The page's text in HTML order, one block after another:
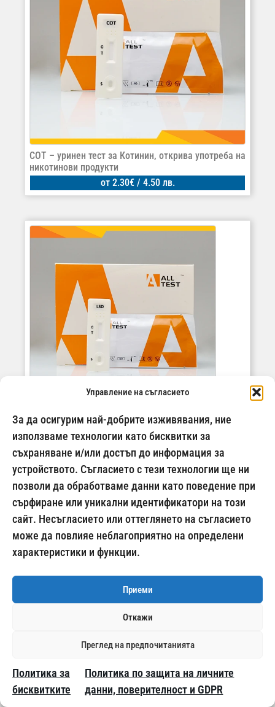
Управление на съгласието
За да осигурим най-добрите изживявания, ние
използваме технологии като бисквитки за
съхраняване и/или достъп до информация за
устройството. Съгласието с тези технологии ще ни
позволи да обработваме данни като поведение при
сърфиране или уникални идентификатори на този
сайт. Несъгласието или оттеглянето на съгласието
може да повлияе неблагоприятно на определени
характеристики и функции.
Приеми
Откажи
Преглед на предпочитанията
Политика за
бисквитките
Политика по защита на личните
данни, поверителност и GDPR
COT – уринен тест за Котинин, открива употреба на
никотинови продукти
от 2.30€/ 4.50 лв.
LSD – уринен тест за ЛСД
от 4.39€/ 8.59 лв.
K2 – уринен тест за Синтетични Канабиноиди
от 4.80€/ 9.39 лв.